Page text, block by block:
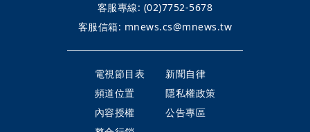
客服專線: (02)7752-5678
客服信箱: mnews.cs@mnews.tw
電視節目表
新聞自律
頻道位置
隱私權政策
內容授權
公告專區